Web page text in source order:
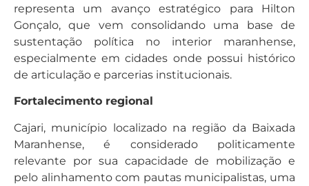
representa um avanço estratégico para Hilton
Gonçalo, que vem consolidando uma base de
sustentação política no interior maranhense,
especialmente em cidades onde possui histórico
de articulação e parcerias institucionais.
Fortalecimento regional
Cajari, município localizado na região da Baixada
Maranhense, é considerado politicamente
relevante por sua capacidade de mobilização e
pelo alinhamento com pautas municipalistas, uma